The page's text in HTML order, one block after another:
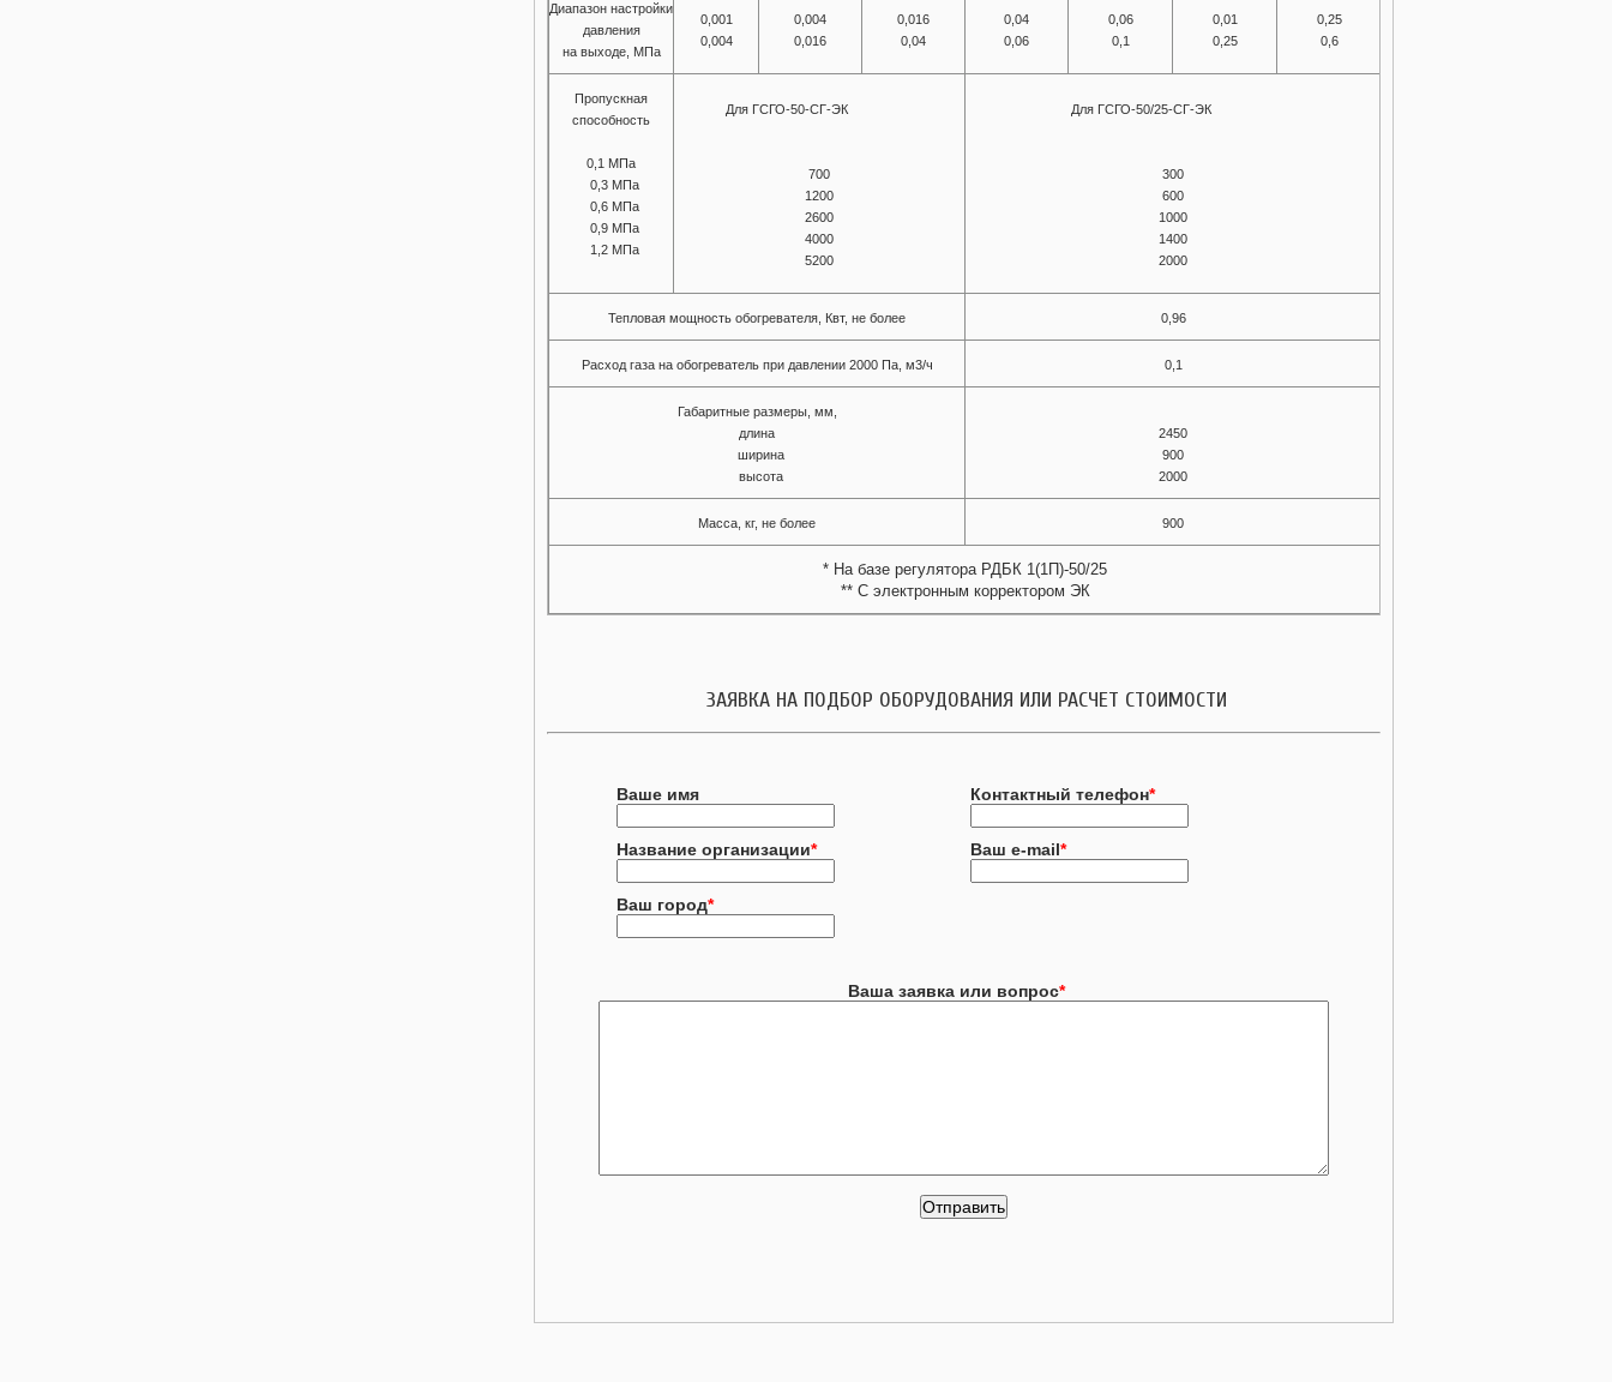
Диапазон настройки
давления
на выходе, МПа
0,001
0,004
0,004
0,016
0,016
0,04
0,04
0,06
0,06
0,1
0,01
0,25
0,25
0,6
Пропускная
способность
0,1 МПа
0,3 МПа
0,6 МПа
0,9 МПа
1,2 МПа
Для ГСГО-50-СГ-ЭК
700
1200
2600
4000
5200
Для ГСГО-50/25-СГ-ЭК
300
600
1000
1400
2000
Тепловая мощность обогревателя, Квт, не более 0,96
Расход газа на обогреватель при давлении 2000 Па, м3/ч 0,1
Габаритные размеры, мм,
длина
ширина
высота
2450
900
2000
Масса, кг, не более 900
* На базе регулятора РДБК 1(1П)-50/25
** С электронным корректором ЭК
ЗАЯВКА НА ПОДБОР ОБОРУДОВАНИЯ ИЛИ РАСЧЕТ СТОИМОСТИ
Ваше имя Контактный телефон*
Название организации* Ваш e-mail*
Ваш город*
Ваша заявка или вопрос*